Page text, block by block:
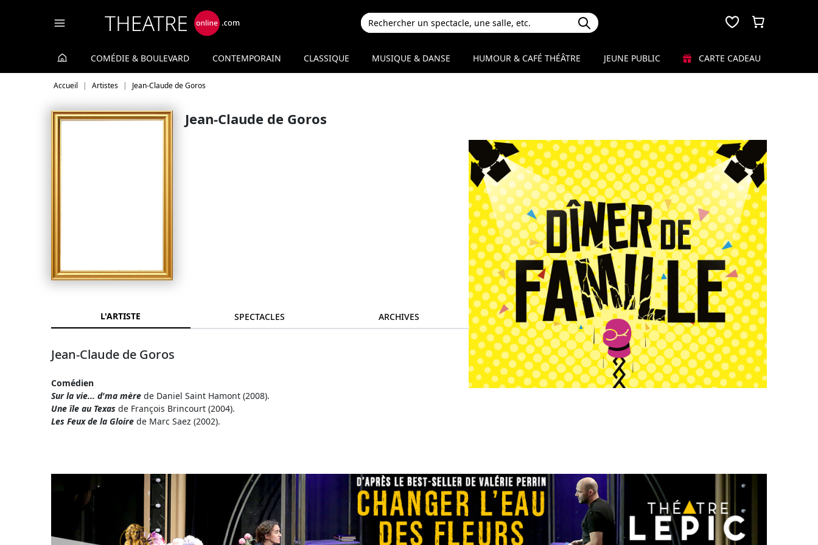
COMÉDIE & BOULEVARD CONTEMPORAIN CLASSIQUE MUSIQUE & DANSE HUMOUR & CAFÉ THÉÂTRE JEUNE PUBLIC CARTE CADEAU
Accueil Artistes Jean-Claude de Goros
Jean-Claude de Goros
L'ARTISTE SPECTACLES ARCHIVES
Jean-Claude de Goros
Comédien
Sur la vie... d'ma mère de Daniel Saint Hamont (2008).
Une île au Texas de François Brincourt (2004).
Les Feux de la Gloire de Marc Saez (2002).